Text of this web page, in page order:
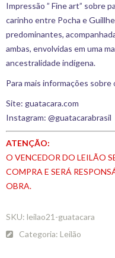
Impressão ” Fine art” sobre
carinho entre Pocha e
predominantes,
ambas, envolvidas em uma
ancestralidade indígena.
Para mais informações
Site: guatacara.com
Instagram: @guatacarabrasil
ATENÇÃO:
O VENCEDOR DO LEILÃO
COMPRA E SERÁ
OBRA.
SKU: leilao21-guatacara
Categoria: Leilão